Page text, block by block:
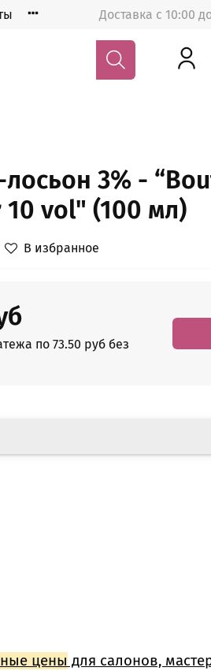
Доставка с 10:00
3% -
vol" (100 мл)
В избранное
по 73.50 руб без
цены для салонов,